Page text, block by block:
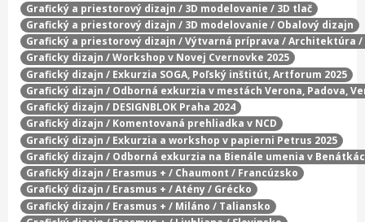
Grafický a priestorový dizajn / 3D modelovanie / 3D tlač
Grafický a priestorový dizajn / 3D modelovanie / Obalový dizajn
Grafický a priestorový dizajn / Výtvarná príprava / Architektúra /
Graficky dizajn / Workshop v Novej Cvernovke 2025
Grafický dizajn / Exkurzia SOGA, Poľský inštitút, Artforum 2025
Grafický dizajn / Odborná exkurzia v mestách Verona, Padova,
Grafický dizajn / DESIGNBLOK Praha 2024
Grafický dizajn / Komentovaná prehliadka v NCD
Grafický dizajn / Exkurzia a workshop v papierni Petrus 2025
Grafický dizajn / Odborná exkurzia na Bienále umenia v
Grafický dizajn / Erasmus + / Chaumont / Francúzsko
Grafický dizajn / Erasmus + / Atény / Grécko
Grafický dizajn / Erasmus + / Miláno / Taliansko